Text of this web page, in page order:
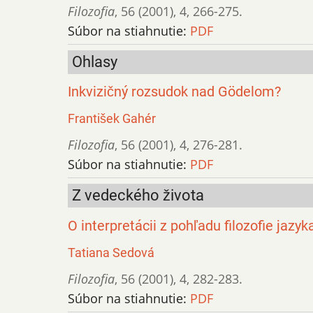
Filozofia, 56 (2001), 4, 266-275.
Súbor na stiahnutie: PDF
Ohlasy
Inkvizičný rozsudok nad Gödelom?
František Gahér
Filozofia, 56 (2001), 4, 276-281.
Súbor na stiahnutie: PDF
Z vedeckého života
O interpretácii z pohľadu filozofie
Tatiana Sedová
Filozofia, 56 (2001), 4, 282-283.
Súbor na stiahnutie: PDF